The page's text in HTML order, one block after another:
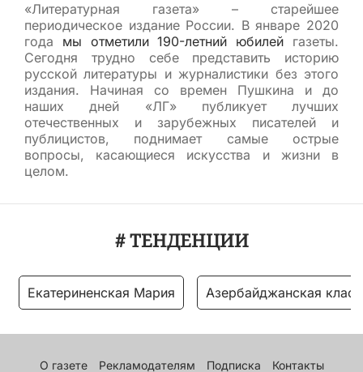
«Литературная газета» – старейшее
периодическое издание России. В январе 2020
года мы отметили 190-летний юбилей газеты.
Сегодня трудно себе представить историю
русской литературы и журналистики без этого
издания. Начиная со времен Пушкина и до
наших дней «ЛГ» публикует лучших
отечественных и зарубежных писателей и
публицистов, поднимает самые острые
вопросы, касающиеся искусства и жизни в
целом.
# ТЕНДЕНЦИИ
Екатериненская Мария Азербайджанская
О газете Рекламодателям Подписка Контакты